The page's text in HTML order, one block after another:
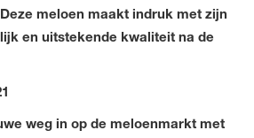
meloen maakt indruk met zijn
en uitstekende kwaliteit na de
weg in op de meloenmarkt met